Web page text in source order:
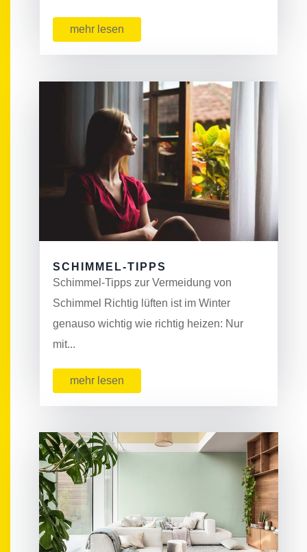
mehr lesen
SCHIMMEL-TIPPS
Schimmel-Tipps zur Vermeidung von
Schimmel Richtig lüften ist im Winter
genauso wichtig wie richtig heizen: Nur
mit...
mehr lesen